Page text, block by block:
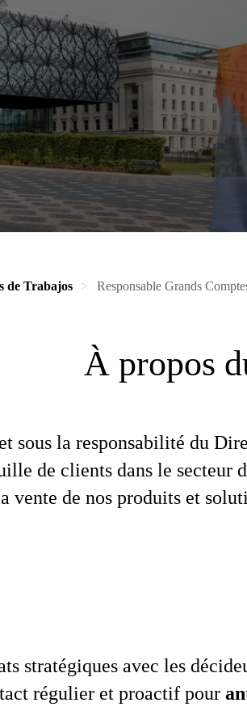
de Trabajos Responsable Grands
À propos
sous la responsabilité du
de clients dans le secteur
vente de nos produits et
stratégiques avec les
régulier et proactif pour